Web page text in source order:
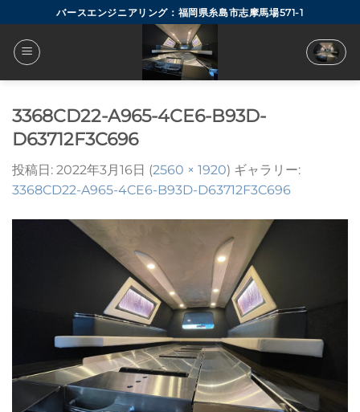
to
content
バースエンジニアリング：福岡県糸島市志摩馬場571-1
3368CD22-A965-4CE6-B93D-
D63712F3C696
投稿日: 2022年3月16日 (2560 × 1920) ギャラリー:
3368CD22-A965-4CE6-B93D-D63712F3C696